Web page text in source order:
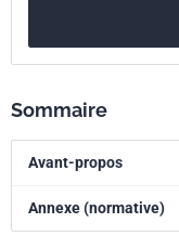
Parenté
européenne
Sommaire
Avant-propos
Annexe (normative)